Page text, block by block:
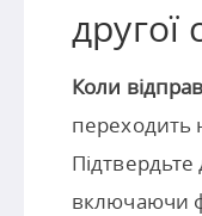
другої
Коли
переходить
Підтвердьте
включаючи